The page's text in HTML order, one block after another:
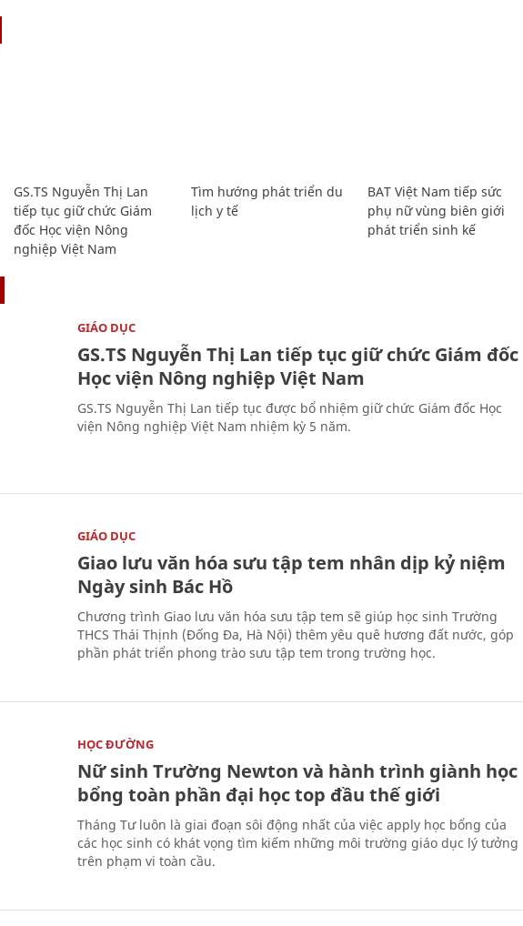
GS.TS Nguyễn Thị Lan
tiếp tục giữ chức Giám
đốc Học viện Nông
nghiệp Việt Nam
Tìm hướng phát triển du
lịch y tế
BAT Việt Nam tiếp sức
phụ nữ vùng biên giới
phát triển sinh kế
GIÁO DỤC
GS.TS Nguyễn Thị Lan tiếp tục giữ chức Giám đốc
Học viện Nông nghiệp Việt Nam
GS.TS Nguyễn Thị Lan tiếp tục được bổ nhiệm giữ chức Giám đốc Học
viện Nông nghiệp Việt Nam nhiệm kỳ 5 năm.
GIÁO DỤC
Giao lưu văn hóa sưu tập tem nhân dịp kỷ niệm
Ngày sinh Bác Hồ
Chương trình Giao lưu văn hóa sưu tập tem sẽ giúp học sinh Trường
THCS Thái Thịnh (Đống Đa, Hà Nội) thêm yêu quê hương đất nước, góp
phần phát triển phong trào sưu tập tem trong trường học.
HỌC ĐƯỜNG
Nữ sinh Trường Newton và hành trình giành học
bổng toàn phần đại học top đầu thế giới
Tháng Tư luôn là giai đoạn sôi động nhất của việc apply học bổng của
các học sinh có khát vọng tìm kiếm những môi trường giáo dục lý tưởng
trên phạm vi toàn cầu.